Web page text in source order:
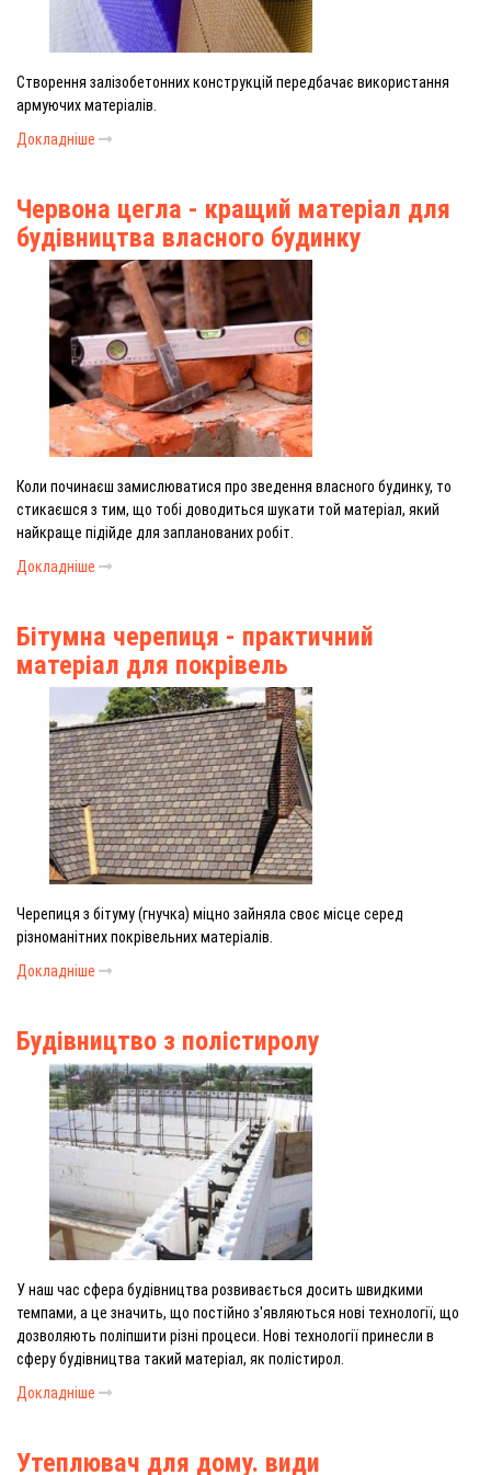
Створення залізобетонних конструкцій передбачає використання
армуючих матеріалів.
Докладніше
Червона цегла - кращий матеріал для
будівництва власного будинку
Коли починаєш замислюватися про зведення власного будинку, то
стикаєшся з тим, що тобі доводиться шукати той матеріал, який
найкраще підійде для запланованих робіт.
Докладніше
Бітумна черепиця - практичний
матеріал для покрівель
Черепиця з бітуму (гнучка) міцно зайняла своє місце серед
різноманітних покрівельних матеріалів.
Докладніше
Будівництво з полістиролу
У наш час сфера будівництва розвивається досить швидкими
темпами, а це значить, що постійно з'являються нові технології, що
дозволяють поліпшити різні процеси. Нові технології принесли в
сферу будівництва такий матеріал, як полістирол.
Докладніше
Утеплювач для дому. види